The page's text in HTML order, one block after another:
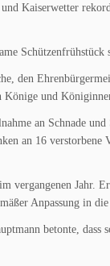
Kaiserwetter
Schützenfrühstück
den
und
an Schnade
an 16
Jahr.
Anpassung in
betonte, dass